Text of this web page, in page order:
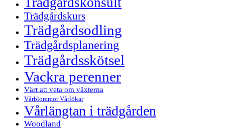
Trädgårdskurs
Trädgårdsodling
Trädgårdsplanering
Trädgårdsskötsel
Vackra perenner
Värt att veta om växterna
Vårblommor Vårlökar
Vårlängtan i trädgården
Woodland